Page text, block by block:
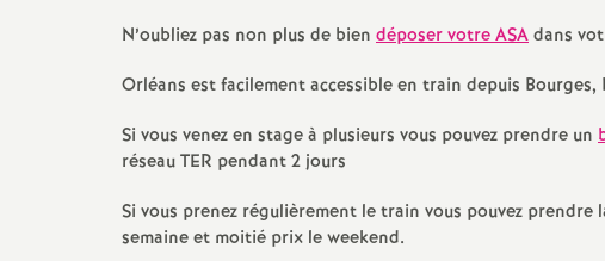
Actualités dans les
départements
Départ en retraite
Archives Statuts /
N’oubliez pas non plus de bien déposer votre ASAdans
Orléans est facilement accessible en train depuis Bourges,
Si vous venez en stage à plusieurs vous pouvez prendre un
réseau TER pendant 2 jours
Si vous prenez régulièrement le train vous pouvez prendre
semaine et moitié prix le weekend.